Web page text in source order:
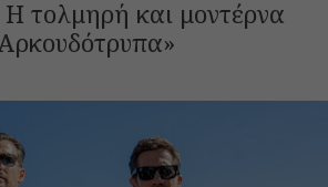
Η τολμηρή και μοντέρνα